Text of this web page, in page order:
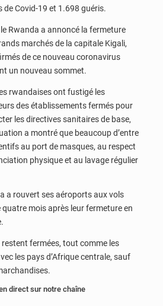
de Covid-19 et 1.698 guéris.
Rwanda a annoncé la fermeture
marchés de la capitale Kigali,
de ce nouveau coronavirus
un nouveau sommet.
rwandaises ont fustigé les
des établissements fermés pour
les directives sanitaires de base,
a montré que beaucoup d’entre
au port de masques, au respect
physique et au lavage régulier
a rouvert ses aéroports aux vols
mois après leur fermeture en
restent fermées, tout comme les
les pays d’Afrique centrale, sauf
direct sur notre chaîne